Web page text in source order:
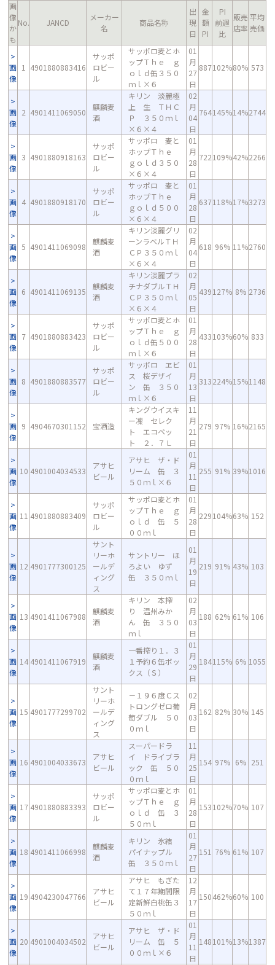
画
像
か
も
No. JANCD
メーカー
名
商品名称
出
現
日
金
額
PI
PI
前週
比
販売
店率
平均
売価
画
像
1 4901880883416
サッポ
ロビー
ル
サッポロ麦とホ
ップＴｈｅ ｇ
ｏｌｄ缶３５０
ｍｌ×６
01
月
27
日
887102%80% 573
画
像
2 4901411069050
麒麟麦
酒
キリン 淡麗極
上 生 ＴＨＣ
Ｐ ３５０ｍｌ
×６×４
02
月
04
日
764145%14%2744
画
像
3 4901880918163
サッポ
ロビー
ル
サッポロ 麦と
ホップＴｈｅ
ｇｏｌｄ３５０
×６×４
01
月
28
日
722109%42%2266
画
像
4 4901880918170
サッポ
ロビー
ル
サッポロ 麦と
ホップＴｈｅ
ｇｏｌｄ５００
×６×４
01
月
28
日
637118%17%3273
画
像
5 4901411069098
麒麟麦
酒
キリン淡麗グリ
ーンラベルＴＨ
ＣＰ３５０ｍｌ
×６×４
02
月
04
日
618 96% 11%2760
画
像
6 4901411069135
麒麟麦
酒
キリン淡麗プラ
チナダブルＴＨ
ＣＰ３５０ｍｌ
×６×４
02
月
05
日
439127% 8% 2736
画
像
7 4901880883423
サッポ
ロビー
ル
サッポロ麦とホ
ップＴｈｅ ｇ
ｏｌｄ缶５００
ｍｌ×６
01
月
28
日
433103%60% 833
画
像
8 4901880883577
サッポ
ロビー
ル
サッポロ ヱビ
ス 桜デザイ
ン 缶 ３５０
ｍｌ×６
01
月
13
日
313224%15%1148
画
像
9 4904670301152 宝酒造
キングウイスキ
ー凜 セレク
ト エコペッ
ト ２．７Ｌ
11
月
21
日
279 97% 16%2165
画
像
10 4901004034533
アサヒ
ビール
アサヒ ザ・ド
リーム 缶 ３
５０ｍｌ×６
01
月
11
日
255 91% 39%1016
画
像
11 4901880883409
サッポ
ロビー
ル
サッポロ麦とホ
ップＴｈｅ ｇ
ｏｌｄ 缶 ５
００ｍｌ
01
月
28
日
229104%63% 152
画
像
12 4901777300125
サント
リーホ
ールデ
ィング
ス
サントリー ほ
ろよい ゆず
缶 ３５０ｍｌ
01
月
19
日
219 91% 43% 103
画
像
13 4901411067988
麒麟麦
酒
キリン 本搾
り 温州みか
ん 缶 ３５０
ｍｌ
02
月
03
日
188 62% 61% 106
画
像
14 4901411067919
麒麟麦
酒
一番搾り１．３
１予約６缶ボッ
クス（Ｓ）
01
月
29
日
184115% 6% 1055
画
像
15 4901777299702
サント
リーホ
ールデ
ィング
ス
－１９６度Ｃス
トロングゼロ葡
萄ダブル ５０
０ｍｌ
02
月
03
日
162 82% 30% 145
画
像
16 4901004033673
アサヒ
ビール
スーパードラ
イ ドライブラ
ック 缶 ５０
０ｍｌ
11
月
25
日
154 97% 6% 251
画
像
17 4901880883393
サッポ
ロビー
ル
サッポロ麦とホ
ップＴｈｅ ｇ
ｏｌｄ 缶 ３
５０ｍｌ
01
月
28
日
153102%70% 107
画
像
18 4901411066998
麒麟麦
酒
キリン 氷結
パイナップル
缶 ３５０ｍｌ
01
月
27
日
151 76% 61% 107
画
像
19 4904230047766
アサヒ
ビール
アサヒ もぎた
て１７年期間限
定新鮮白桃缶３
５０ｍｌ
12
月
17
日
150462%60% 100
画
像
20 4901004034502
アサヒ
ビール
アサヒ ザ・ド
リーム 缶 ５
００ｍｌ×６
01
月
11
日
148101%13%1387